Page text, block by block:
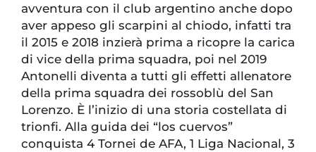
avventura con il club argentino anche dopo
aver appeso gli scarpini al chiodo, infatti tra
il 2015 e 2018 inzierà prima a ricopre la carica
di vice della prima squadra, poi nel 2019
Antonelli diventa a tutti gli effetti allenatore
della prima squadra dei rossoblù del San
Lorenzo. È l’inizio di una storia costellata di
trionfi. Alla guida dei “los cuervos”
conquista 4 Tornei de AFA, 1 Liga Nacional, 3